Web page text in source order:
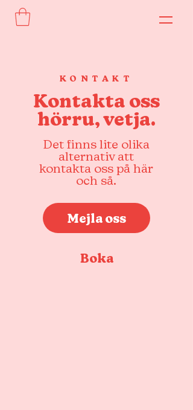
KONTAKT
Kontakta oss
hörru, vetja.
Det finns lite olika
alternativ att
kontakta oss på här
och så.
Mejla oss
Boka